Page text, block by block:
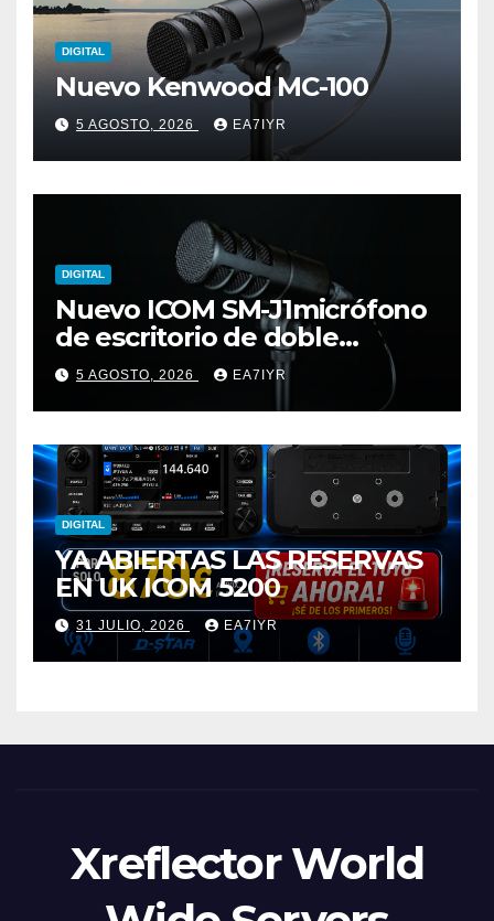
DIGITAL
Nuevo Kenwood MC-100
5 AGOSTO, 2026 EA7IYR
DIGITAL
Nuevo ICOM SM-J1micrófono
de escritorio de doble
elemento premium
5 AGOSTO, 2026 EA7IYR
DIGITAL
YA ABIERTAS LAS RESERVAS
EN UK ICOM 5200
31 JULIO, 2026 EA7IYR
Xreflector World